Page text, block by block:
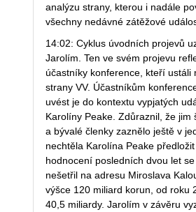
analýzu strany, kterou i nadále
všechny nedávné zátěžové
14:02: Cyklus úvodních projevů
Jarolím. Ten ve svém projevu
účastníky konference, kteří
strany VV. Účastníkům
uvést je do kontextu vypjatých
Karolíny Peake. Zdůraznil, že
a bývalé členky zaznělo ještě v
nechtěla Karolína Peake
hodnocení posledních dvou let
nešetřil na adresu Miroslava
výšce 120 miliard korun, od roku
40,5 miliardy. Jarolím v závěru